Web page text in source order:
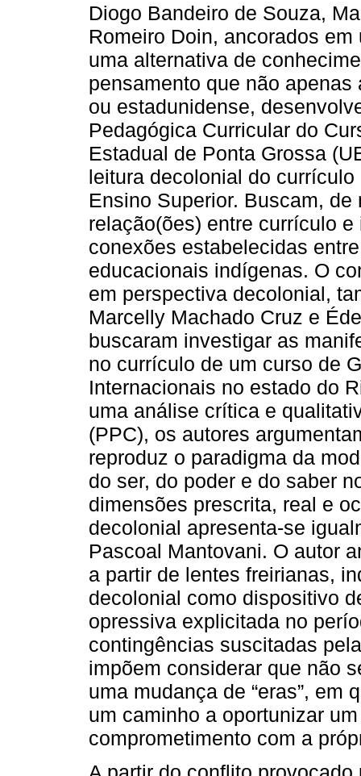
Diogo Bandeiro de Souza,
Romeiro Doin, ancorados
uma alternativa de
pensamento que não
ou estadunidense,
Pedagógica Curricular do
Estadual de Ponta Grossa
leitura decolonial do
Ensino Superior. Buscam,
relação(ões) entre currículo
conexões estabelecidas
educacionais indígenas. O
em perspectiva decolonial,
Marcelly Machado Cruz e
buscaram investigar as
no currículo de um curso de
Internacionais no estado do
uma análise crítica e
(PPC), os autores
reproduz o paradigma da
do ser, do poder e do saber
dimensões prescrita, real e
decolonial apresenta-se
Pascoal Mantovani. O autor
a partir de lentes freirianas,
decolonial como dispositivo
opressiva explicitada no
contingências suscitadas
impõem considerar que não
uma mudança de “eras”, em
um caminho a oportunizar
comprometimento com a